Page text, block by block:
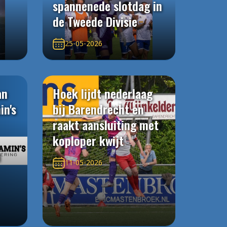
spannenede slotdag in
de Tweede Divisie
25-05-2026
Hoek lijdt nederlaag
bij Barendrecht en
raakt aansluiting met
koploper kwijt
11-05-2026